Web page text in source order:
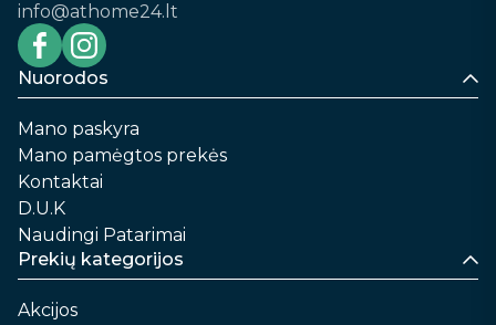
info@athome24.lt
Nuorodos
Mano paskyra
Mano pamėgtos prekės
Kontaktai
D.U.K
Naudingi Patarimai
Prekių kategorijos
Akcijos